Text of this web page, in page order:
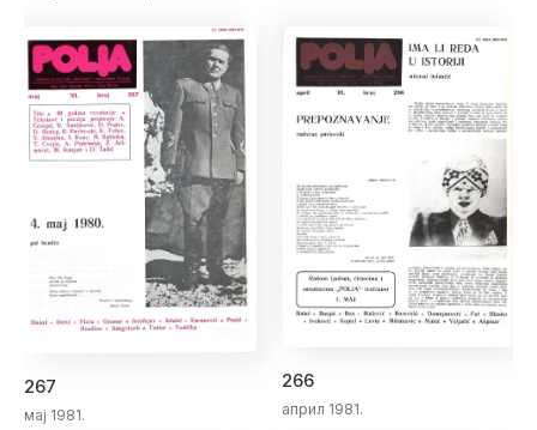
267
мај 1981.
266
април 1981.